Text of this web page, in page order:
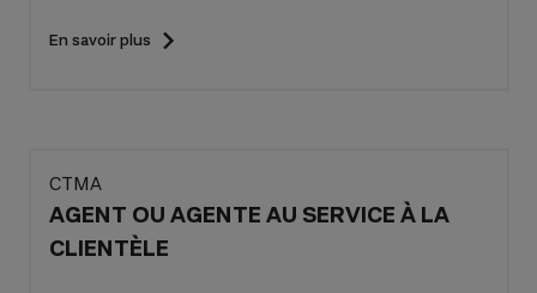
En savoir plus
CTMA
AGENT OU AGENTE AU SERVICE À LA
CLIENTÈLE